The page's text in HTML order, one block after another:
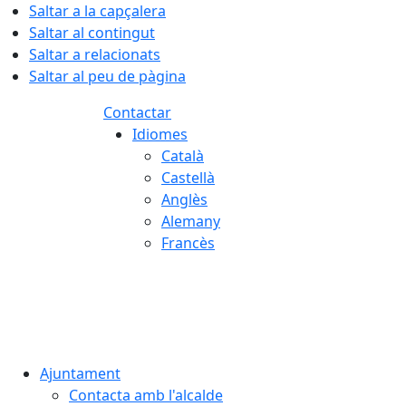
Saltar a la capçalera
Saltar al contingut
Saltar a relacionats
Saltar al peu de pàgina
Contactar
Idiomes
Català
Castellà
Anglès
Alemany
Francès
Ajuntament
Contacta amb l'alcalde